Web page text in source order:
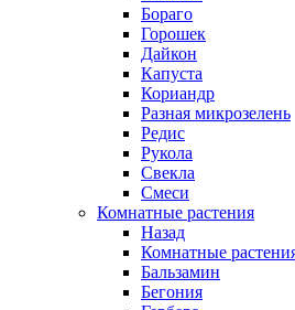
Бораго
Горошек
Дайкон
Капуста
Кориандр
Разная микрозелень
Редис
Рукола
Свекла
Смеси
Комнатные растения
Назад
Комнатные
Бальзамин
Бегония